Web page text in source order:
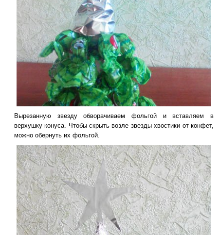
Вырезанную звезду обворачиваем фольгой и вставляем в
верхушку конуса. Чтобы скрыть возле звезды хвостики от конфет,
можно обернуть их фольгой.